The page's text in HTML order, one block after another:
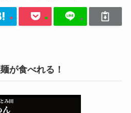
が食べれる！